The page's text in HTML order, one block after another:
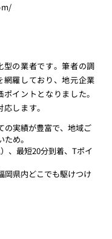
型の業者です。筆者の調
羅しており、地元企業
イントとなりました。
します。
の実績が豊富で、地域ご
め。
、最短20分到着、Tポイ
岡県内どこでも駆けつけ